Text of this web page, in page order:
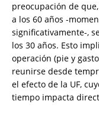
preocupación de
a los 60 años -
significativamente-,
los 30 años. Esto
operación (pie y
reunirse desde
el efecto de la UF,
tiempo impacta